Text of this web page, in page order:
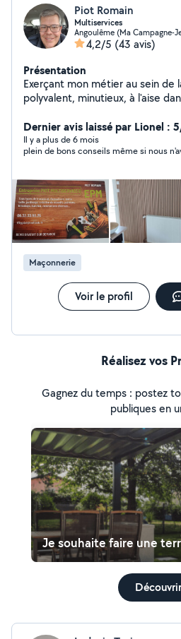
Piot Romain
Multiservices
Angoulême (Ma Campagne-
4,2/5 (43 avis)
Présentation
Exerçant mon métier au sein de
polyvalent, minutieux, à l'aise
entretien, taille, tonte, élagage,
de potagers et de poulailler... Création de clôture à
panneau rigide... Nettoyage Karcher
peinture, montage meubles,
de cuisine, faïence... N'hésitez
toute question. Devis gratuit sur
Dernier avis laissé par Lionel :
Il y a plus de 6 mois
plein de bons conseils même si nous
Maçonnerie
Voir le profil
Réalisez vos
Gagnez du temps : postez
publiques en
Je souhaite faire une
Découvrir